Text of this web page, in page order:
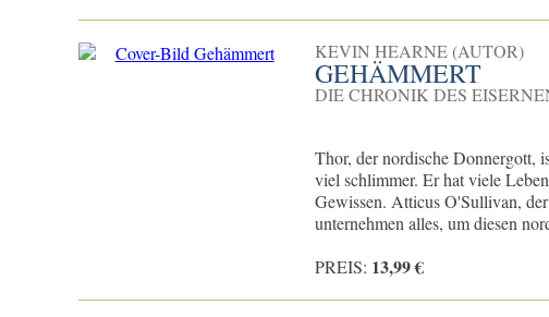
KEVIN HEARNE (AUTOR)
GEHÄMMERT
DIE CHRONIK DES
Thor, der nordische Donnergott,
viel schlimmer. Er hat viele
Gewissen. Atticus O'Sullivan,
unternehmen alles, um diesen
PREIS: 13,99 €